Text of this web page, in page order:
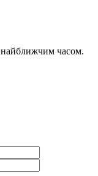
найближчим часом.